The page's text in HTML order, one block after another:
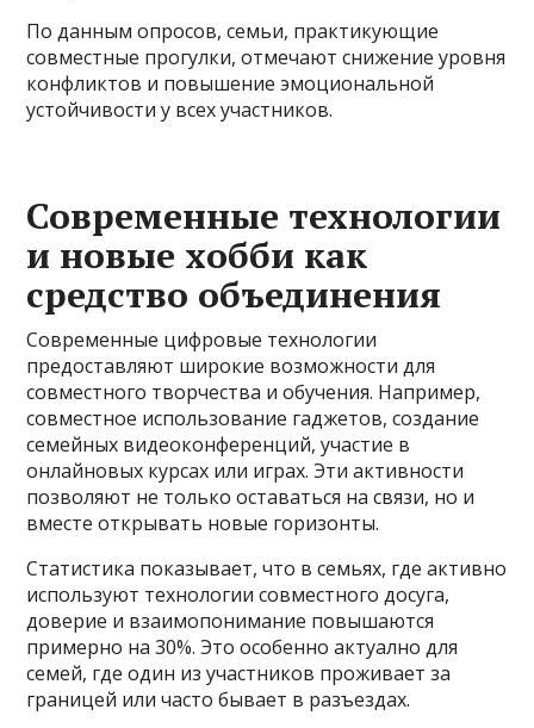
По данным опросов, семьи, практикующие
совместные прогулки, отмечают снижение уровня
конфликтов и повышение эмоциональной
устойчивости у всех участников.
Современные технологии
и новые хобби как
средство объединения
Современные цифровые технологии
предоставляют широкие возможности для
совместного творчества и обучения. Например,
совместное использование гаджетов, создание
семейных видеоконференций, участие в
онлайновых курсах или играх. Эти активности
позволяют не только оставаться на связи, но и
вместе открывать новые горизонты.
Статистика показывает, что в семьях, где активно
используют технологии совместного досуга,
доверие и взаимопонимание повышаются
примерно на 30%. Это особенно актуално для
семей, где один из участников проживает за
границей или часто бывает в разъездах.